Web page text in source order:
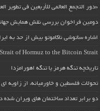
«دور التجمع العالمي للأربعين في تطوير
دومین فراخوان بررسی نقش همایش
اشاره ساتوشی ناکاموتو بیش از حد به
of Hormuz to the Bitcoin Strait
تاریخچه تنگه هرمز یا تنگه اهورامزدا
تحولات فلسطین و خاورمیانه، از
دو برابر تعداد ساختمان های ویران شده